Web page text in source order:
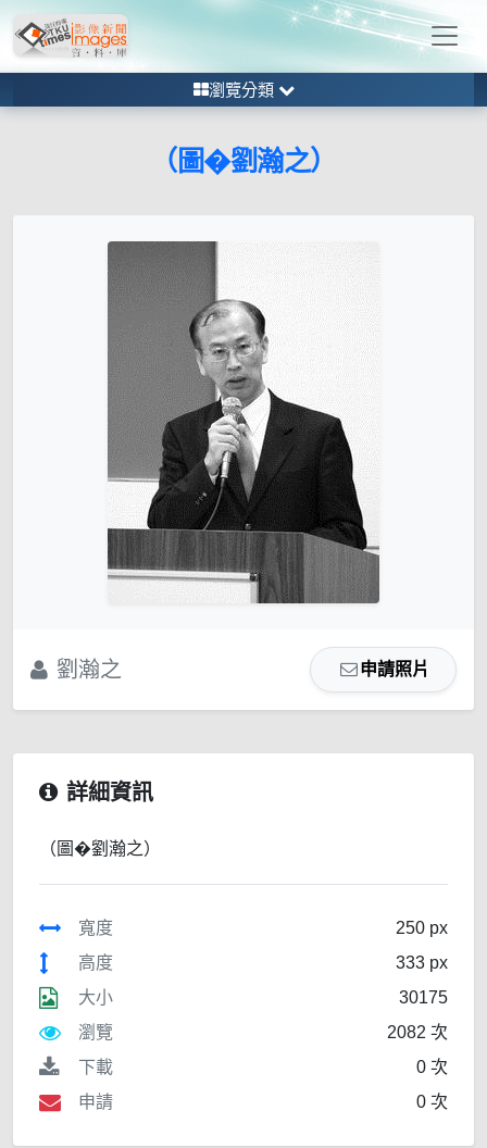
瀏覽分類
（圖�劉瀚之）
劉瀚之 申請照片
詳細資訊
（圖�劉瀚之）
寬度
250 px
高度
333 px
大小
30175
瀏覽
2082 次
下載
0 次
申請
0 次